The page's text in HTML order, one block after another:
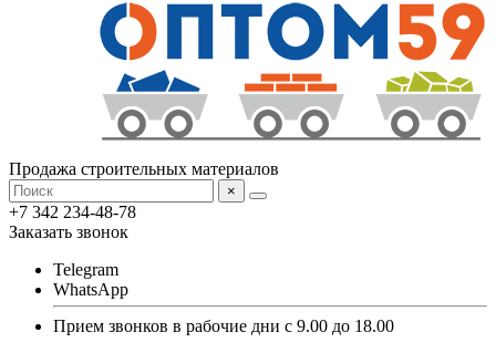
Продажа строительных материалов
×
+7 342 234-48-78
Заказать звонок
Telegram
WhatsApp
Прием звонков в рабочие дни с 9.00 до 18.00